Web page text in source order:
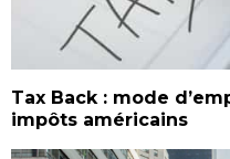
Tax Back : mode
impôts américains